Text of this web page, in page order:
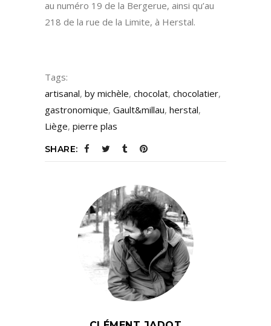
au numéro 19 de la Bergerue, ainsi qu’au
218 de la rue de la Limite, à Herstal.
Tags:
artisanal, by michèle, chocolat, chocolatier,
gastronomique, Gault&millau, herstal,
Liège, pierre plas
SHARE: